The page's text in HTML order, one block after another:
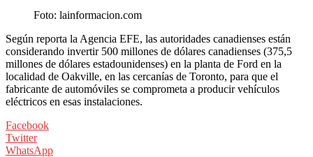
Foto: lainformacion.com
Según reporta la Agencia EFE, las autoridades canadienses están
considerando invertir 500 millones de dólares canadienses (375,5
millones de dólares estadounidenses) en la planta de Ford en la
localidad de Oakville, en las cercanías de Toronto, para que el
fabricante de automóviles se comprometa a producir vehículos
eléctricos en esas instalaciones.
Facebook
Twitter
WhatsApp